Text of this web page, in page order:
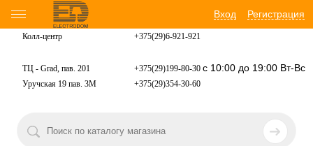
Вход Регистрация
Колл-центр +375(29)6-921-921
ТЦ - Grad, пав. 201 +375(29)199-80-30 с 10:00 до 19:00 Вт-Вс
Уручская 19 пав. 3М +375(29)354-30-60